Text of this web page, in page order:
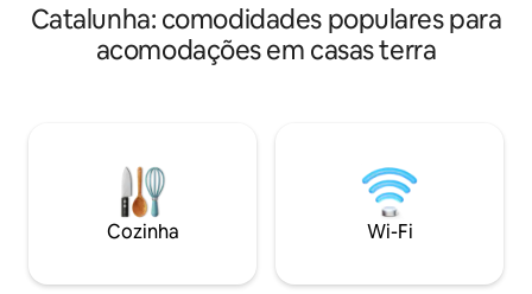
Catalunha: comodidades populares para
acomodações em casas terra
Cozinha Wi-Fi